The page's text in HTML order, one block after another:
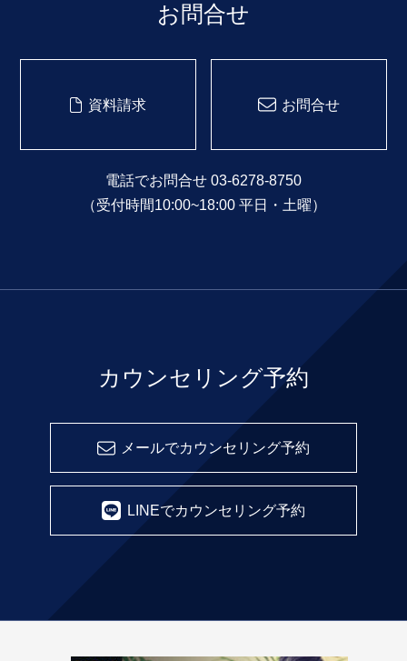
お問合せ
資料請求 お問合せ
電話でお問合せ 03-6278-8750
（受付時間10:00~18:00 平日・土曜）
カウンセリング予約
メールでカウンセリング予約
LINEでカウンセリング予約